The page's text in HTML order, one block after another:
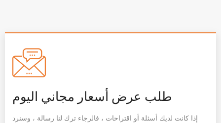
طلب عرض أسعار مجاني اليوم
إذا كانت لديك أسئلة أو اقتراحات ، فالرجاء ترك لنا رسالة ، وسنرد